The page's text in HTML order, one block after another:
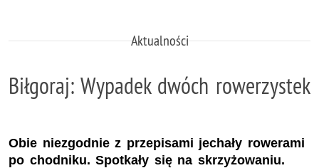
Aktualności
Biłgoraj: Wypadek dwóch rowerzystek
Obie niezgodnie z przepisami jechały rowerami
po chodniku. Spotkały się na skrzyżowaniu.